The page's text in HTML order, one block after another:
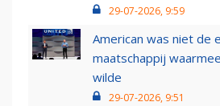
29-07-2026, 9:59
American was niet de
maatschappij
wilde
29-07-2026, 9:51